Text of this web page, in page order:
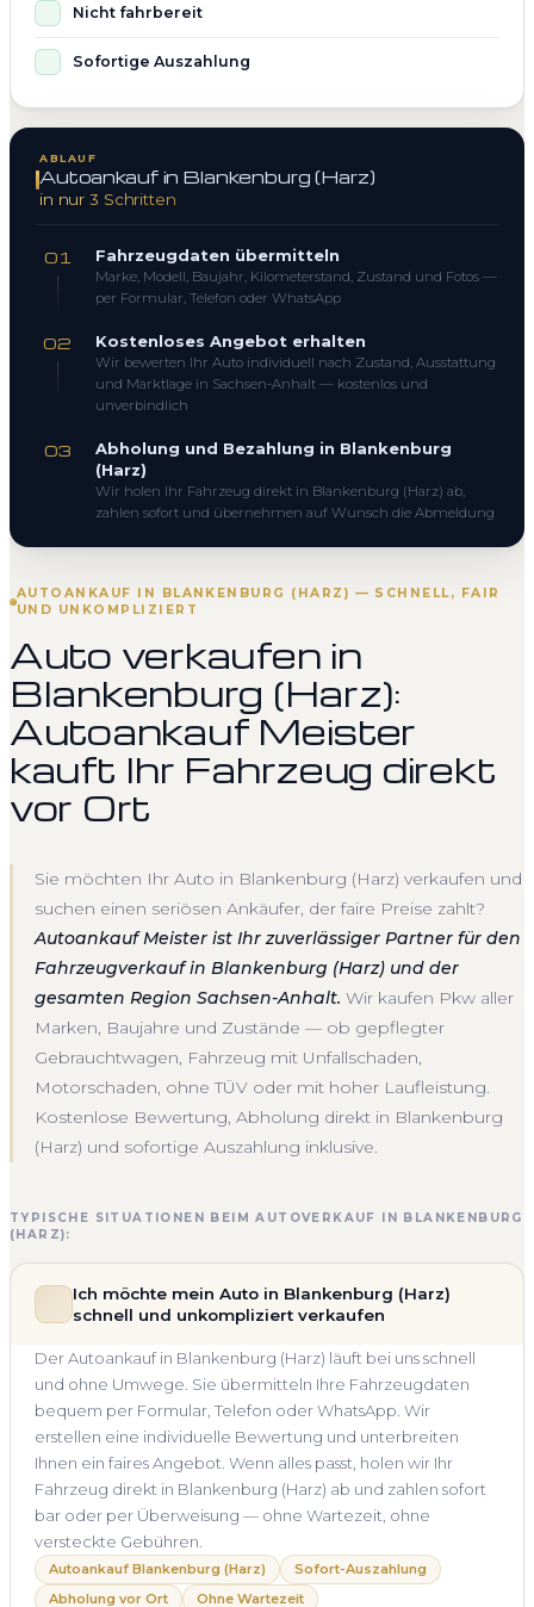
AUTOANKAUF IN BLANKENBURG (HARZ) — SCHNELL, FAIR
UND UNKOMPLIZIERT
Auto verkaufen in
Blankenburg (Harz):
Autoankauf Meister
kauft Ihr Fahrzeug direkt
vor Ort
Sie möchten Ihr Auto in Blankenburg (Harz) verkaufen und
suchen einen seriösen Ankäufer, der faire Preise zahlt?
Autoankauf Meister ist Ihr zuverlässiger Partner für den
Fahrzeugverkauf in Blankenburg (Harz) und der
gesamten Region Sachsen-Anhalt. Wir kaufen Pkw aller
Marken, Baujahre und Zustände — ob gepflegter
Gebrauchtwagen, Fahrzeug mit Unfallschaden,
Motorschaden, ohne TÜV oder mit hoher Laufleistung.
Kostenlose Bewertung, Abholung direkt in Blankenburg
(Harz) und sofortige Auszahlung inklusive.
TYPISCHE SITUATIONEN BEIM AUTOVERKAUF IN BLANKENBURG
(HARZ):
Ich möchte mein Auto in Blankenburg (Harz)
schnell und unkompliziert verkaufen
Der Autoankauf in Blankenburg (Harz) läuft bei uns schnell
und ohne Umwege. Sie übermitteln Ihre Fahrzeugdaten
bequem per Formular, Telefon oder WhatsApp. Wir
erstellen eine individuelle Bewertung und unterbreiten
Ihnen ein faires Angebot. Wenn alles passt, holen wir Ihr
Fahrzeug direkt in Blankenburg (Harz) ab und zahlen sofort
bar oder per Überweisung — ohne Wartezeit, ohne
versteckte Gebühren.
Autoankauf Blankenburg (Harz)
Sofort-Auszahlung
Abholung vor Ort
Ohne Wartezeit
Nicht fahrbereit
Sofortige Auszahlung
ABLAUF
Autoankauf in Blankenburg (Harz)
in nur 3 Schritten
01 Fahrzeugdaten übermitteln
Marke, Modell, Baujahr, Kilometerstand, Zustand und Fotos —
per Formular, Telefon oder WhatsApp
02 Kostenloses Angebot erhalten
Wir bewerten Ihr Auto individuell nach Zustand, Ausstattung
und Marktlage in Sachsen-Anhalt — kostenlos und
unverbindlich
03
Abholung und Bezahlung in Blankenburg
(Harz)
Wir holen Ihr Fahrzeug direkt in Blankenburg (Harz) ab,
zahlen sofort und übernehmen auf Wunsch die Abmeldung